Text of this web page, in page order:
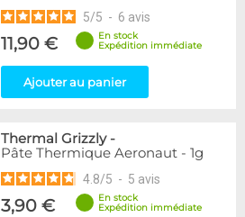
5/5 - 6 avis
11,90 €
En stock
Expédition immédiate
Ajouter au panier
Thermal Grizzly-
Pâte Thermique Aeronaut - 1g
4.8/5 - 5 avis
3,90 €
En stock
Expédition immédiate